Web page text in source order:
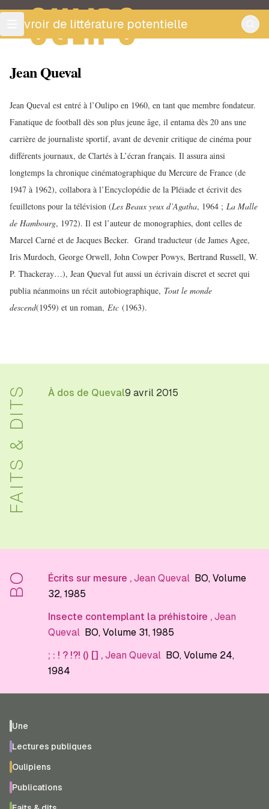
OULIPO
ouvroir de littérature potentielle
Jean Queval
Jean Queval est entré à l’Oulipo en 1960, en tant que membre fondateur.
Fanatique de football dès son plus jeune âge, il entama dès 20 ans une
carrière de journaliste sportif, avant de devenir critique de cinéma pour
différents journaux, de Clartés à L’écran français. Il assura ainsi
longtemps la chronique cinématographique du Mercure de France (de
1947 à 1962), collabora à l’Encyclopédie de la Pléiade et écrivit des
feuilletons pour la télévision (Les Beaux yeux d’Agatha, 1964 ; La Malle
de Hambourg, 1972). Il est l’auteur de monographies, dont celles de
Marcel Carné et de Jacques Becker. Grand traducteur (de James Agee,
Iris Murdoch, George Orwell, John Cowper Powys, Bertrand Russell, W.
P. Thackeray…), Jean Queval fut aussi un écrivain discret et secret qui
publia néanmoins un récit autobiographique, Tout le monde
descend(1959) et un roman, Etc (1963).
FAITS & DITS À dos de Queval9 avril 2015
BO Écrits sur mesure , Jean Queval BO, Volume
32, 1985
Insecte contemplant la préhistoire , Jean
Queval BO, Volume 31, 1985
; : ! ? !?! () [] , Jean Queval BO, Volume 24,
1984
Une
Lectures publiques
Oulipiens
Publications